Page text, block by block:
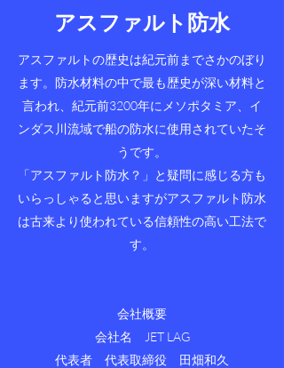
アスファルト防水
アスファルトの歴史は紀元前までさかのぼり
ます。防水材料の中で最も歴史が深い材料と
言われ、紀元前3200年にメソポタミア、イ
ンダス川流域で船の防水に使用されていたそ
うです。
「アスファルト防水？」と疑問に感じる方も
いらっしゃると思いますがアスファルト防水
は古来より使われている信頼性の高い工法で
す。
会社概要
会社名 JET LAG
代表者 代表取締役 田畑和久